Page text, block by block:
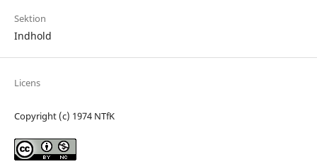
Sektion
Indhold
Licens
Copyright (c) 1974 NTfK